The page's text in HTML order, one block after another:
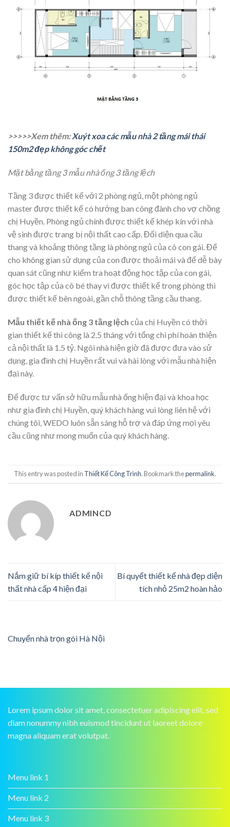
>>>>>Xem thêm: Xuýt xoa các mẫu nhà 2 tầng mái thái
150m2 đẹp không góc chết
Mặt bằng tầng 3 mẫu nhà ống 3 tầng lệch
Tầng 3 được thiết kế với 2 phòng ngủ, một phòng ngủ
master được thiết kế có hướng ban công đành cho vợ chồng
chị Huyền. Phòng ngủ chính được thiết kế khép kín với nhà
vệ sinh được trang bị nội thất cao cấp. Đối diện qua cầu
thang và khoảng thông tầng là phòng ngủ của cô con gái. Để
cho không gian sử dụng của con được thoải mái và để dễ bày
quan sát cũng như kiếm tra hoạt động học tập của con gái,
góc học tập của cô bé thay vì được thiết kế trong phòng thì
được thiết kế bên ngoài, gần chỗ thông tầng cầu thang.
Mẫu thiết kế nhà ống 3 tầng lệch của chị Huyền có thời
gian thiết kế thi công là 2.5 tháng với tổng chi phí hoàn thiện
cả nội thất là 1.5 tỷ. Ngôi nhà hiện giờ đã được đưa vào sử
dụng, gia đình chị Huyền rất vui và hài lòng với mẫu nhà hiện
đại này.
Để được tư vấn sở hữu mẫu nhà ống hiện đại và khoa học
như gia đình chị Huyền, quý khách hàng vui lòng liên hệ với
chúng tôi, WEDO luôn sẵn sáng hỗ trợ và đáp ứng mọi yêu
cầu cũng như mong muốn của quý khách hàng.
This entry was posted in Thiết Kế Công Trình. Bookmark thepermalink.
ADMINCD
Nắm giữ bí kíp thiết kế nội
thất nhà cấp 4 hiện đại
Bí quyết thiết kế nhà đẹp diện
tích nhỏ 25m2 hoàn hảo
Chuyển nhà trọn gói Hà Nội
Lorem ipsum dolor sit amet, consectetuer adipiscing elit, sed
diam nonummy nibh euismod tincidunt ut laoreet dolore
magna aliquam erat volutpat.
Menu link 1
Menu link 2
Menu link 3